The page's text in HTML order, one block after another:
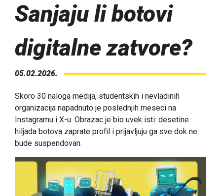
Sanjaju li botovi
digitalne zatvore?
05.02.2026.
Skoro 30 naloga medija, studentskih i nevladinih
organizacija napadnuto je poslednjih meseci na
Instagramu i X-u. Obrazac je bio uvek isti: desetine
hiljada botova zaprate profil i prijavljuju ga sve dok ne
bude suspendovan.